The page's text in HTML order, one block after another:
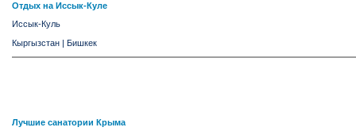
Отдых на Иссык-Куле
Иссык-Куль
Кыргызстан
Бишкек
Лучшие санатории Крыма